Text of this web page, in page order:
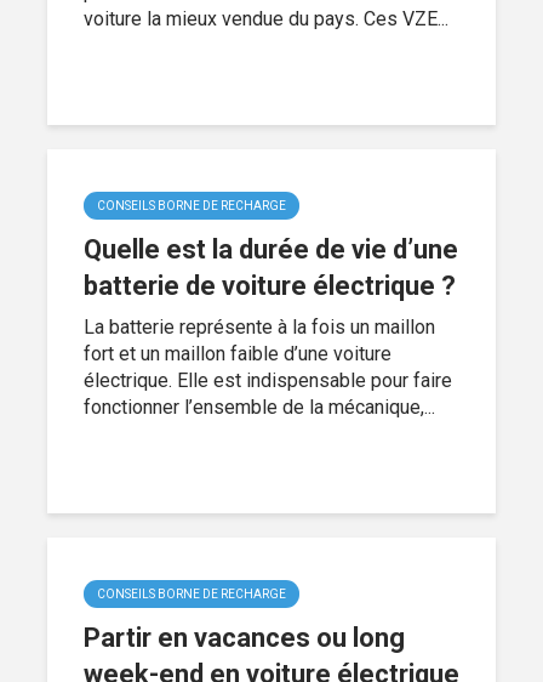
voiture la mieux vendue du pays. Ces VZE...
CONSEILS BORNE DE RECHARGE
Quelle est la durée de vie d’une
batterie de voiture électrique ?
La batterie représente à la fois un maillon
fort et un maillon faible d’une voiture
électrique. Elle est indispensable pour faire
fonctionner l’ensemble de la mécanique,...
CONSEILS BORNE DE RECHARGE
Partir en vacances ou long
week-end en voiture électrique